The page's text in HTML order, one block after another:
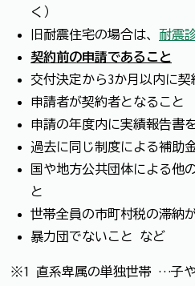
く）
旧耐震住宅の場合は、 耐震
契約前の申請であること
交付決定から3か月以内に契
申請者が契約者となること
申請の年度内に実績報告書
過去に同じ制度による補助
国や地方公共団体による他
と
世帯全員の市町村税の滞納
暴力団でないこと など
※1 直系卑属の単独世帯 …子や